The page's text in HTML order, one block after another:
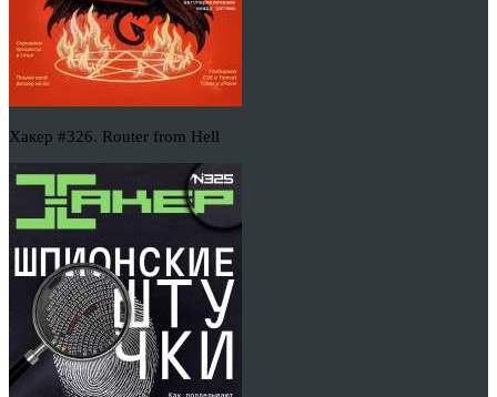
Хакер #326. Router from Hell